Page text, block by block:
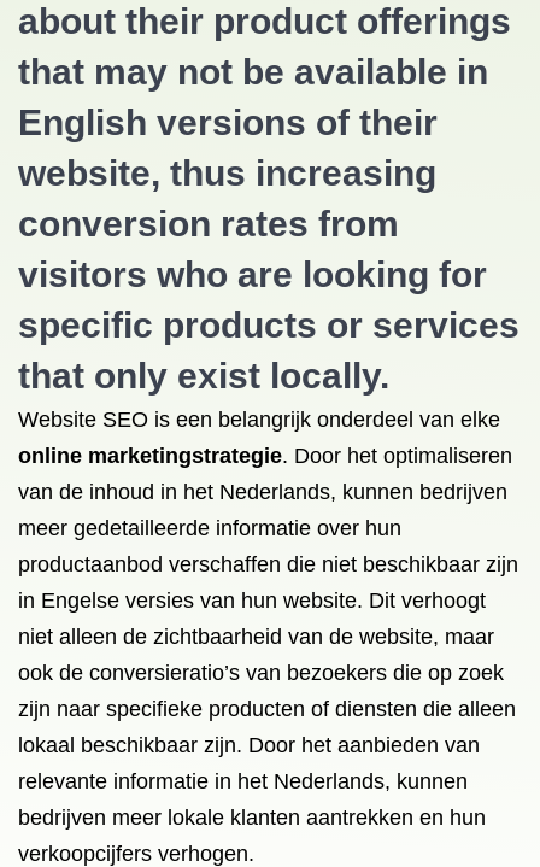
about their product offerings
that may not be available in
English versions of their
website, thus increasing
conversion rates from
visitors who are looking for
specific products or services
that only exist locally.
Website SEO is een belangrijk onderdeel van elke
online marketingstrategie. Door het optimaliseren
van de inhoud in het Nederlands, kunnen bedrijven
meer gedetailleerde informatie over hun
productaanbod verschaffen die niet beschikbaar zijn
in Engelse versies van hun website. Dit verhoogt
niet alleen de zichtbaarheid van de website, maar
ook de conversieratio’s van bezoekers die op zoek
zijn naar specifieke producten of diensten die alleen
lokaal beschikbaar zijn. Door het aanbieden van
relevante informatie in het Nederlands, kunnen
bedrijven meer lokale klanten aantrekken en hun
verkoopcijfers verhogen.